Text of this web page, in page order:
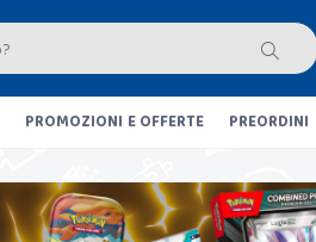
PROMOZIONI E OFFERTE PREORDINI